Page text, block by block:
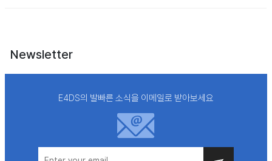
Newsletter
E4DS의 발빠른 소식을 이메일로 받아보세요